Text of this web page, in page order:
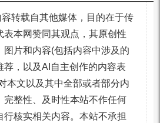
转载自其他媒体，目的在于传
表本网赞同其观点，其原创性
图片和内容(包括内容中涉及的
荐，以及AI自主创作的内容表
本文以及其中全部或者部分内
完整性、及时性本站不作任何
行核实相关内容。本站不承担